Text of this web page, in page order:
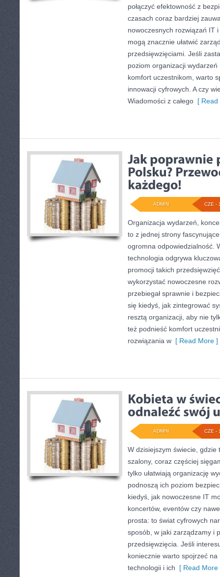
połączyć efektowność z
czasach coraz bardziej
nowoczesnych rozwiązań IT
mogą znacznie ułatwić
przedsięwzięciami. Jeśli
poziom organizacji
komfort uczestnikom, warto
innowacji cyfrowych. A czy
Wiadomości z całego [ Read
CZE -
ADMIN
Organizacja wydarzeń,
to z jednej strony
ogromna odpowiedzialność.
technologia odgrywa
promocji takich
wykorzystać nowoczesne
przebiegał sprawnie i
się kiedyś, jak zintegrować
resztą organizacji, aby nie
też podnieść komfort
rozwiązania w [ Read More ]
CZE -
ADMIN
W dzisiejszym świecie, gdzie
szalony, coraz częściej
tylko ułatwiają organizację
podnoszą ich poziom
kiedyś, jak nowoczesne IT
koncertów, eventów czy
prosta: to świat cyfrowych
sposób, w jaki zarządzamy i
przedsięwzięcia. Jeśli
koniecznie warto spojrzeć
technologii i ich [ Read More